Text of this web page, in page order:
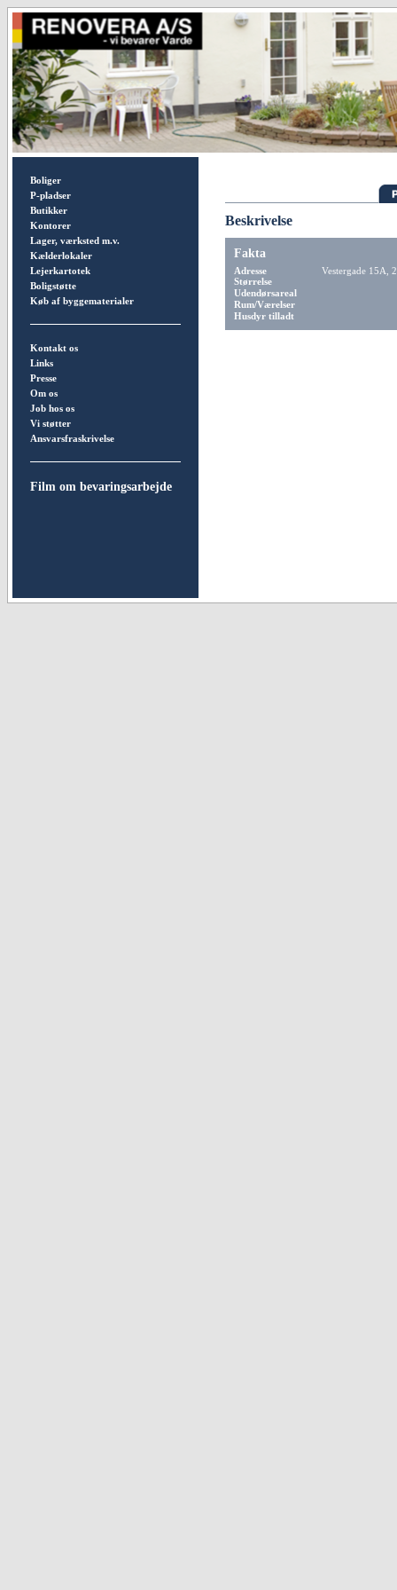
Boliger
P-pladser
Butikker
Kontorer
Lager, værksted m.v.
Kælderlokaler
Lejerkartotek
Boligstøtte
Køb af byggematerialer
Kontakt os
Links
Presse
Om os
Job hos os
Vi støtter
Ansvarsfraskrivelse
Film om bevaringsarbejde
Beskrivelse
Fakta
Adresse
Vestergade 15A,
Størrelse
Udendørsareal
Rum/Værelser
Husdyr tilladt